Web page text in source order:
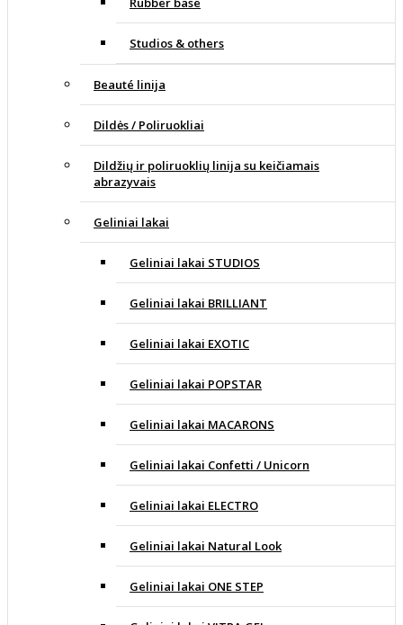
Studios & others
Beauté linija
Dildės / Poliruokliai
Dildžių ir poliruoklių linija su keičiamais
abrazyvais
Geliniai lakai
Geliniai lakai STUDIOS
Geliniai lakai BRILLIANT
Geliniai lakai EXOTIC
Geliniai lakai POPSTAR
Geliniai lakai MACARONS
Geliniai lakai Confetti / Unicorn
Geliniai lakai ELECTRO
Geliniai lakai Natural Look
Geliniai lakai ONE STEP